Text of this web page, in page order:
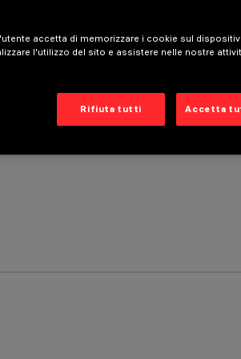
accetta di memorizzare i cookie sul
l'utilizzo del sito e assistere nelle nostre
Rifiuta tutti Accetta